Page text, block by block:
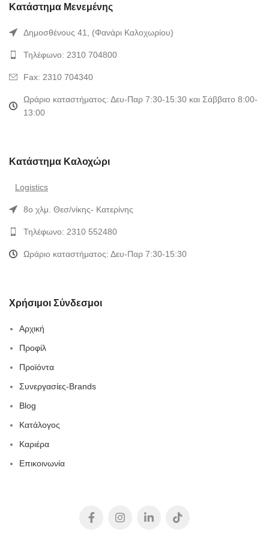
Κατάστημα Μενεμένης
Δημοσθένους 41, (Φανάρι Καλοχωρίου)
Τηλέφωνο: 2310 704800
Fax: 2310 704340
Ωράριο καταστήματος: Δευ-Παρ 7:30-15:30 και Σάββατο 8:00-
13:00
Κατάστημα Καλοχώρι
Logistics
8ο χλμ. Θεσ/νίκης- Κατερίνης
Τηλέφωνο: 2310 552480
Ωράριο καταστήματος: Δευ-Παρ 7:30-15:30
Χρήσιμοι Σύνδεσμοι
Αρχική
Προφίλ
Προϊόντα
Συνεργασίες-Brands
Blog
Κατάλογος
Καριέρα
Επικοινωνία